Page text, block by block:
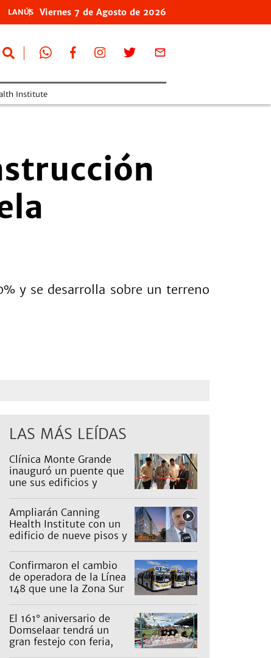
LANÚS Viernes 7 de Agosto de 2026
Institute
y se desarrolla sobre un terreno
LAS MÁS LEÍDAS
Clínica Monte Grande
inauguró un puente que
une sus edificios y
Ampliarán Canning
Health Institute con un
edificio de nueve pisos y
millones
Confirmaron el cambio
de operadora de la Línea
148 que une la Zona Sur
los recorridos
El 161° aniversario de
Domselaar tendrá un
gran festejo con feria,